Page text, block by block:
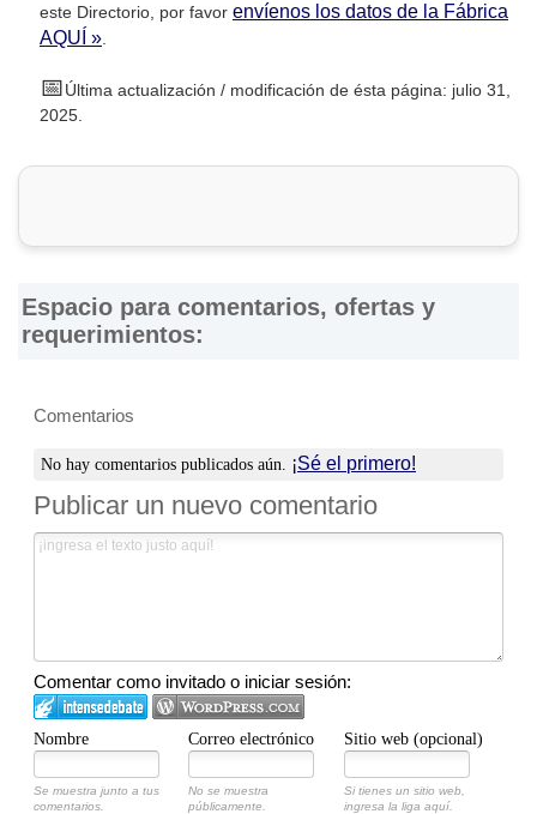
este Directorio, por favor envíenos los datos de la Fábrica
AQUÍ »
📅Última actualización / modificación de ésta página: julio 31,
2025.
Espacio para comentarios, ofertas y
requerimientos:
Comentarios
No hay comentarios publicados aún. ¡Sé el primero!
Publicar un nuevo comentario
Comentar como invitado o iniciar sesión:
Nombre Correo electrónico Sitio web (opcional)
Se muestra junto a tus
comentarios.
No se muestra
públicamente.
Si tienes un sitio web,
ingresa la liga aquí.